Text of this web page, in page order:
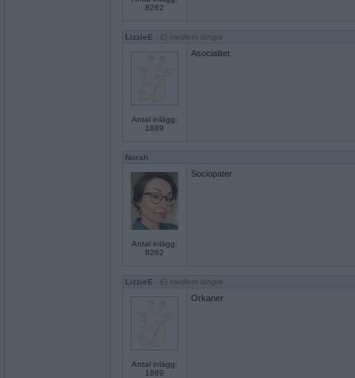
8262
LizzieE - Ej medlem längre
Antal inlägg:
1889
Asocialitet
Norah
Antal inlägg:
8262
Sociopater
LizzieE - Ej medlem längre
Antal inlägg:
1889
Orkaner